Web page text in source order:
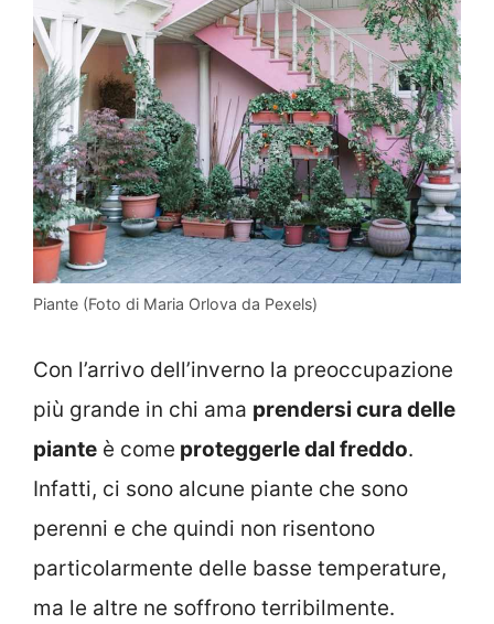
Piante (Foto di Maria Orlova da Pexels)
Con l’arrivo dell’inverno la preoccupazione
più grande in chi ama prendersi cura delle
piante è come proteggerle dal freddo.
Infatti, ci sono alcune piante che sono
perenni e che quindi non risentono
particolarmente delle basse temperature,
ma le altre ne soffrono terribilmente.